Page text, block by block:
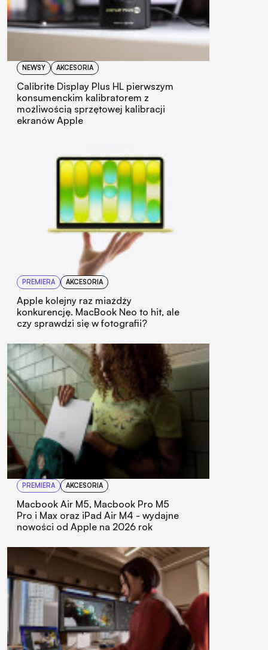
NEWSY AKCESORIA
Calibrite Display Plus HL pierwszym
konsumenckim kalibratorem z
możliwością sprzętowej kalibracji
ekranów Apple
PREMIERA AKCESORIA
Apple kolejny raz miażdży
konkurencję. MacBook Neo to hit, ale
czy sprawdzi się w fotografii?
PREMIERA AKCESORIA
Macbook Air M5, Macbook Pro M5
Pro i Max oraz iPad Air M4 - wydajne
nowości od Apple na 2026 rok